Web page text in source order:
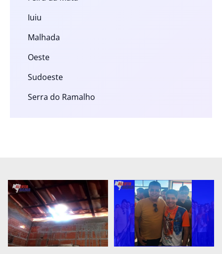
Iuiu
Malhada
Oeste
Sudoeste
Serra do Ramalho